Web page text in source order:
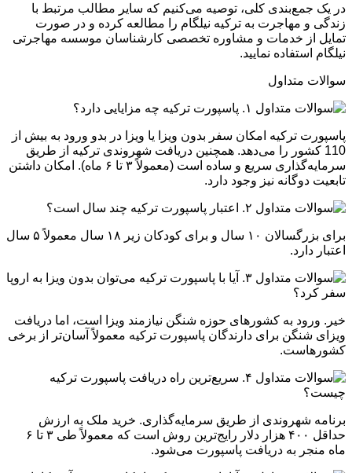
در یک جمع‌بندی کلی، توصیه می‌کنیم که سایر مطالب مرتبط با
زندگی و مهاجرت به ترکیه نیلگام را مطالعه کرده و در صورت
تمایل از خدمات و مشاوره تخصصی کارشناسان موسسه مهاجرتی
نیلگام استفاده نمایید.
سوالات متداول
۱. پاسپورت ترکیه چه مزایایی دارد؟
پاسپورت ترکیه امکان سفر بدون ویزا یا ویزا در بدو ورود به بیش از
110 کشور را می‌دهد. همچنین دریافت شهروندی ترکیه از طریق
سرمایه‌گذاری سریع و ساده است (معمولاً ۳ تا ۶ ماه). امکان داشتن
تابعیت دوگانه نیز وجود دارد.
۲. اعتبار پاسپورت ترکیه چند سال است؟
برای بزرگسالان ۱۰ سال و برای کودکان زیر ۱۸ سال معمولاً ۵ سال
اعتبار دارد.
۳. آیا با پاسپورت ترکیه می‌توان بدون ویزا به اروپا
سفر کرد؟
خیر. ورود به کشورهای حوزه شنگن نیازمند ویزا است، اما دریافت
ویزای شنگن برای دارندگان پاسپورت ترکیه معمولاً آسان‌تر از برخی
کشورهاست.
۴. سریع‌ترین راه دریافت پاسپورت ترکیه
چیست؟
برنامه شهروندی از طریق سرمایه‌گذاری. خرید ملک به ارزش
حداقل ۴۰۰ هزار دلار رایج‌ترین روش است که معمولاً طی ۳ تا ۶
ماه منجر به دریافت پاسپورت می‌شود.